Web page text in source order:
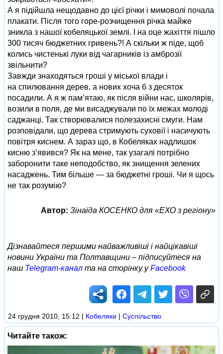
А я підійшла нещодавно до цієї річки і мимоволі почала
плакати. Після того горе-розчищення річка майже
зникла з нашої кобеляцької землі. І на оце жахіття пішло
300 тисяч бюджетних гривень?! А скільки ж піде, щоб
колись чистенькі луки від чагарників із амброзії
звільнити?
Завжди знаходяться гроші у міської влади і
на спилювання дерев, а нових хоча б з десяток
посадили. А я ж пам’ятаю, як після війни нас, школярів,
возили в поля, де ми висаджували по їх межах молоді
саджанці. Так створювалися полезахисні смуги. Нам
розповідали, що дерева стримують суховії і насичують
повітря киснем. А зараз що, в Кобеляках надлишок
кисню з’явився? Як на мене, так узагалі потрібно
заборонити таке неподобство, як знищення зелених
насаджень. Тим більше — за бюджетні гроші. Чи я щось
не так розумію?
Автор: Зінаїда КОСЕНКО для «ЕХО з регіону»
Дізнавайтеся першими найважливіші і найцікавіші
новини України та Полтавщини – підписуйтеся на
наш Telegram-канал та на сторінку уFacebook
24 грудня 2010, 15:12 | Кобеляки | Суспільство
Читайте також: